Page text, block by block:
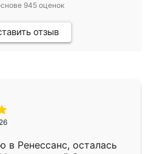
945оценок
отзыв
в Ренессанс, осталась